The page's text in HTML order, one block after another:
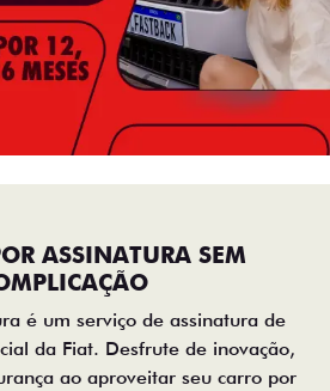
ASSINATURA SEM
é um serviço de assinatura de
da Fiat. Desfrute de inovação,
ao aproveitar seu carro por